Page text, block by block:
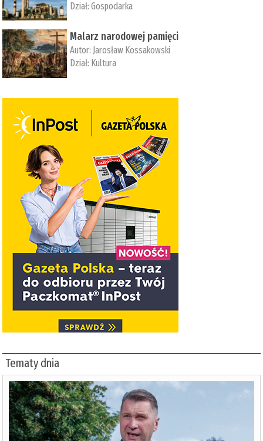
Dział:Gospodarka
Malarz narodowej pamięci
Autor: Jarosław Kossakowski
Dział: Kultura
Tematy dnia